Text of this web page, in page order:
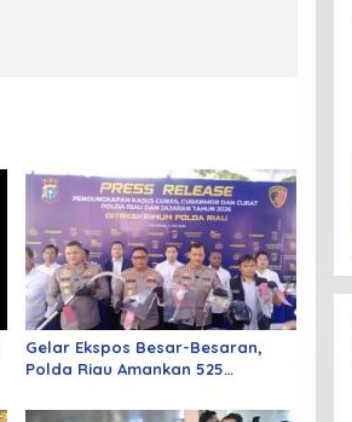
Gelar Ekspos Besar-Besaran,
Polda Riau Amankan 525
Curanmor